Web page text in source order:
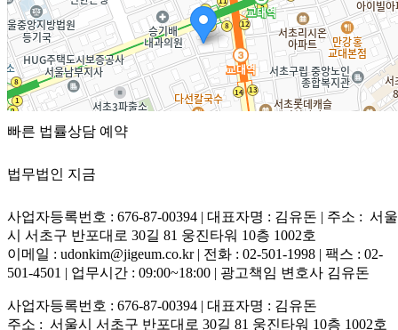
길찾기
빠른 법률상담 예약
법무법인 지금
사업자등록번호 : 676-87-00394 | 대표자명 : 김유돈 | 주소 : 서울
시 서초구 반포대로 30길 81 웅진타워 10층 1002호
이메일 : udonkim@jigeum.co.kr | 전화 : 02-501-1998 | 팩스 : 02-
501-4501 | 업무시간 : 09:00~18:00 | 광고책임 변호사 김유돈
사업자등록번호 : 676-87-00394 | 대표자명 : 김유돈
주소 : 서울시 서초구 반포대로 30길 81 웅진타워 10층 1002호